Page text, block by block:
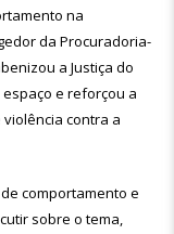
na
da Procuradoria-
a Justiça do
e reforçou a
contra a
comportamento e
sobre o tema,